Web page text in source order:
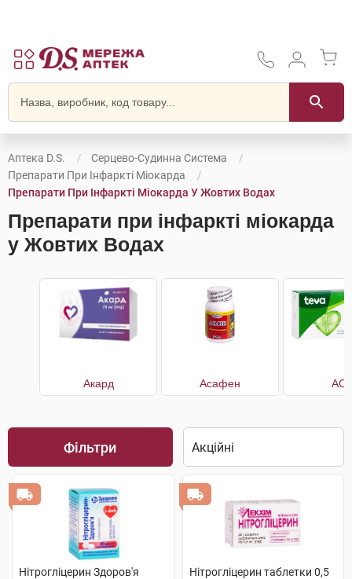
Аптека D.S.
Серцево-Судинна Система
Препарати При Інфаркті Міокарда
Препарати При Інфаркті Міокарда У Жовтих Водах
Препарати при інфаркті міокарда
у Жовтих Водах
Акард Асафен АСК
Фільтри
Нітрогліцерин Здоров'я
Нітрогліцерин таблетки 0,5